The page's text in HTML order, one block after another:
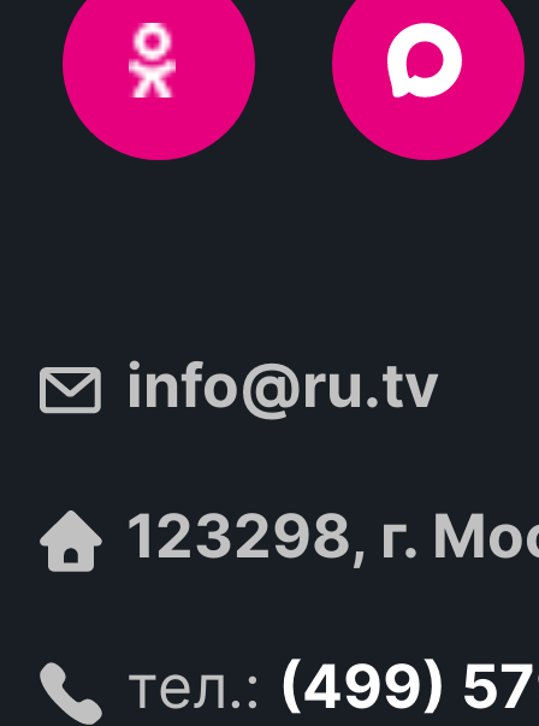
info@ru.tv
123298, г.
тел.: (499)